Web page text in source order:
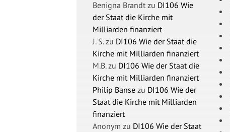
Benigna Brandt zu DI106 Wie
der Staat die Kirche mit
Milliarden finanziert
J. S.zu DI106 Wie der Staat die
Kirche mit Milliarden finanziert
M.B.zu DI106 Wie der Staat die
Kirche mit Milliarden finanziert
Philip Banse zu DI106 Wie der
Staat die Kirche mit Milliarden
finanziert
Anonym zu DI106 Wie der Staat